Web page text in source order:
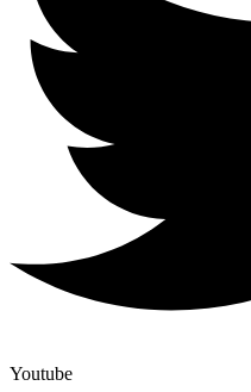
Youtube